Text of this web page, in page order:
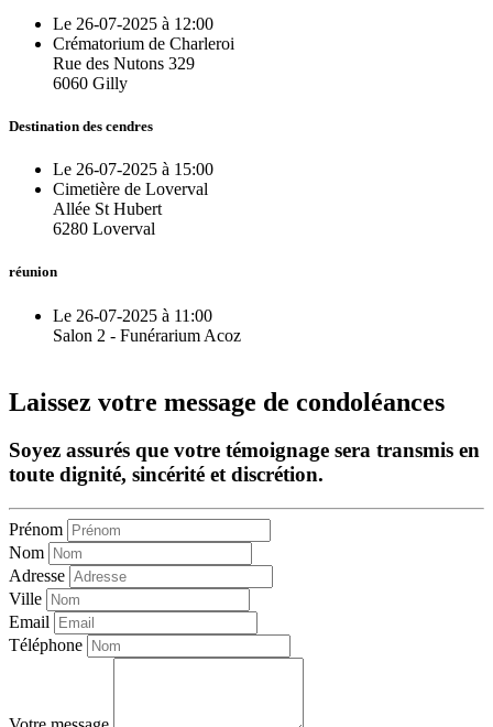
Le 26-07-2025 à 12:00
Crématorium de Charleroi
Rue des Nutons 329
6060 Gilly
Destination des cendres
Le 26-07-2025 à 15:00
Cimetière de Loverval
Allée St Hubert
6280 Loverval
réunion
Le 26-07-2025 à 11:00
Salon 2 - Funérarium Acoz
Laissez votre message de condoléances
Soyez assurés que votre témoignage sera transmis en
toute dignité, sincérité et discrétion.
Prénom
Nom
Adresse
Ville
Email
Téléphone